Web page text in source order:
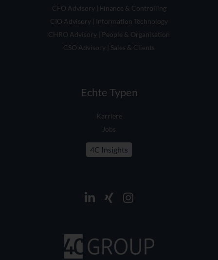
CFO Advisory | Finance & Controlling
CIO Advisory | Information Technology
CHRO Advisory | People & Organisation
CSO Advisory | Sales & Clients
Echte Typen
Karriere
Jobs
4C Insights